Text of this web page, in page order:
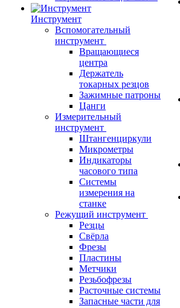
Инструмент
Вспомогательный
инструмент
Вращающиеся
центра
Держатель
токарных резцов
Зажимные патроны
Цанги
Измерительный
инструмент
Штангенциркули
Микрометры
Индикаторы
часового типа
Системы
измерения на
станке
Режущий инструмент
Резцы
Свёрла
Фрезы
Пластины
Метчики
Резьбофрезы
Расточные системы
Запасные части для